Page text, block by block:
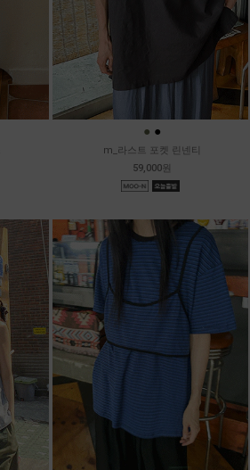
● ●
m_라스트 포켓 린넨티
59,000원